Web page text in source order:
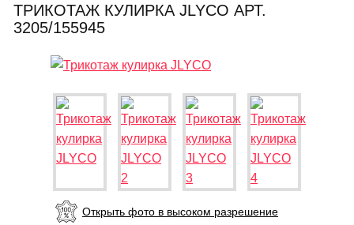
ТРИКОТАЖ КУЛИРКА JLYCO АРТ.
3205/155945
Открыть фото в высоком разрешение